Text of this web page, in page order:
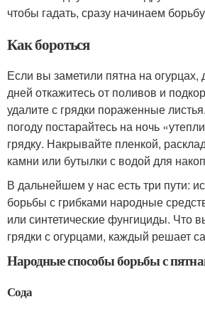
чтобы гадать, сразу начинаем
Как бороться
Если вы заметили пятна на огурцах,
дней откажитесь от поливов и
удалите с грядки пораженные
погоду постарайтесь на ночь
грядку. Накрывайте пленкой,
камни или бутылки с водой для
В дальнейшем у нас есть три пути:
борьбы с грибками народные
или синтетические фунгициды. Что
грядки с огурцами, каждый решает
Народные способы борьбы с
Сода